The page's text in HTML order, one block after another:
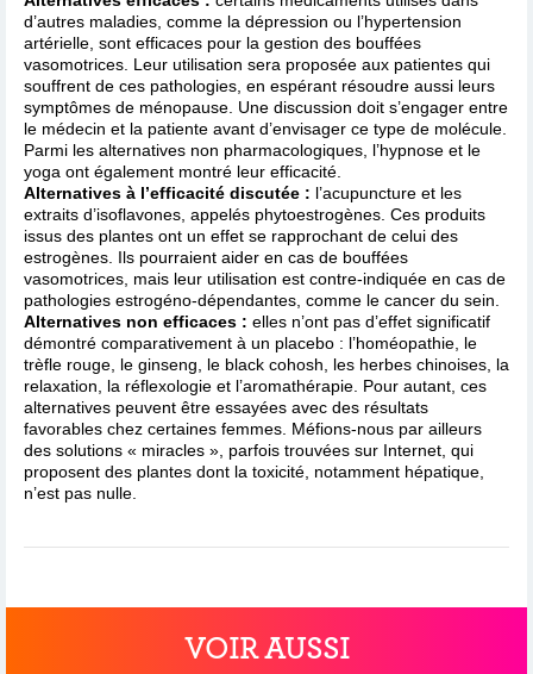
d’autres maladies, comme la dépression ou l’hypertension
artérielle, sont efficaces pour la gestion des bouffées
vasomotrices. Leur utilisation sera proposée aux patientes qui
souffrent de ces pathologies, en espérant résoudre aussi leurs
symptômes de ménopause. Une discussion doit s’engager entre
le médecin et la patiente avant d’envisager ce type de molécule.
Parmi les alternatives non pharmacologiques, l’hypnose et le
yoga ont également montré leur efficacité.
Alternatives à l’efficacité discutée : l’acupuncture et les
extraits d’isoflavones, appelés phytoestrogènes. Ces produits
issus des plantes ont un effet se rapprochant de celui des
estrogènes. Ils pourraient aider en cas de bouffées
vasomotrices, mais leur utilisation est contre-indiquée en cas de
pathologies estrogéno-dépendantes, comme le cancer du sein.
Alternatives non efficaces : elles n’ont pas d’effet significatif
démontré comparativement à un placebo : l’homéopathie, le
trèfle rouge, le ginseng, le black cohosh, les herbes chinoises, la
relaxation, la réflexologie et l’aromathérapie. Pour autant, ces
alternatives peuvent être essayées avec des résultats
favorables chez certaines femmes. Méfions-nous par ailleurs
des solutions « miracles », parfois trouvées sur Internet, qui
proposent des plantes dont la toxicité, notamment hépatique,
n’est pas nulle.
VOIR AUSSI